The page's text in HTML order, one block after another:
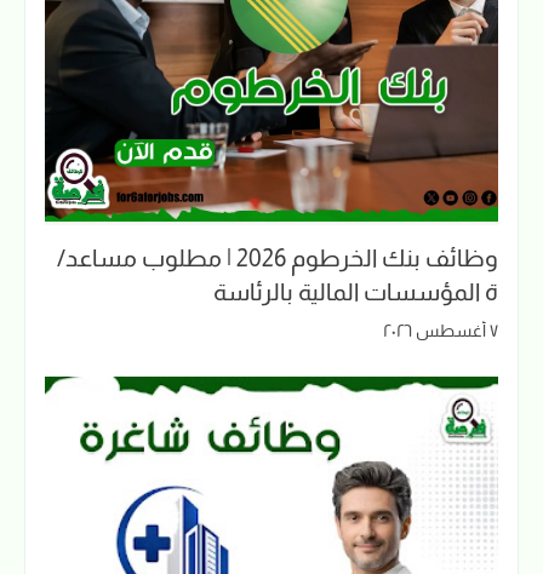
وظائف بنك الخرطوم 2026 | مطلوب مساعد/
ة المؤسسات المالية بالرئاسة
٧ أغسطس ٢٠٢٦